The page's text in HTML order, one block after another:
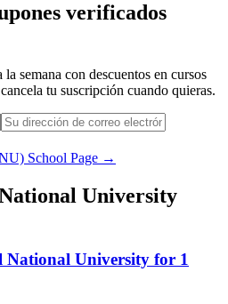
verificados
semana con descuentos en cursos
tu suscripción cuando quieras.
School Page →
University
National University for 1